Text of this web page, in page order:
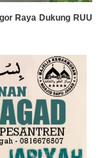
Raya Dukung RUU